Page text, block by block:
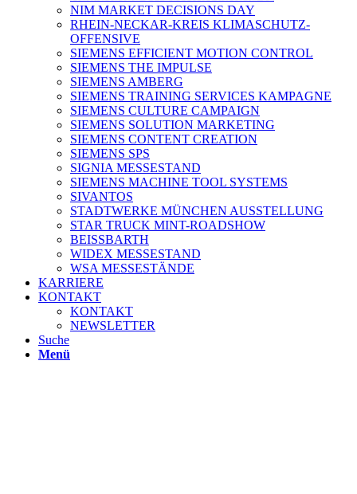
NIM MARKET DECISIONS DAY
RHEIN-NECKAR-KREIS KLIMASCHUTZ-
OFFENSIVE
SIEMENS EFFICIENT MOTION CONTROL
SIEMENS THE IMPULSE
SIEMENS AMBERG
SIEMENS TRAINING SERVICES KAMPAGNE
SIEMENS CULTURE CAMPAIGN
SIEMENS SOLUTION MARKETING
SIEMENS CONTENT CREATION
SIEMENS SPS
SIGNIA MESSESTAND
SIEMENS MACHINE TOOL SYSTEMS
SIVANTOS
STADTWERKE MÜNCHEN AUSSTELLUNG
STAR TRUCK MINT-ROADSHOW
BEISSBARTH
WIDEX MESSESTAND
WSA MESSESTÄNDE
KARRIERE
KONTAKT
KONTAKT
NEWSLETTER
Suche
Menü